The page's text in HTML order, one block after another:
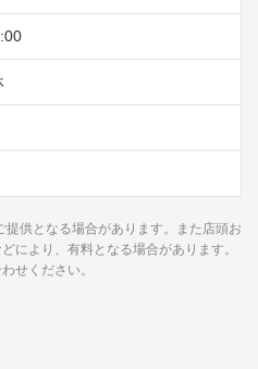
供となる場合があります。また店頭お
により、有料となる場合があります。
せください。